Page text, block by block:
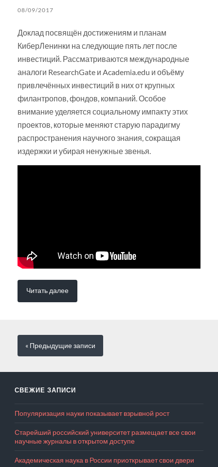
08/09/2017
Доклад посвящён достижениям и планам
КиберЛенинки на следующие пять лет после
инвестиций. Рассматриваются международные
аналоги ResearchGate и Academia.edu и объёму
привлечённых инвестиций в них от крупных
филантропов, фондов, компаний. Особое
внимание уделяется социальному импакту этих
проектов, которые меняют старую парадигму
распространения научного знания, сокращая
издержки и убирая ненужные звенья.
Читать далее
« Предыдущиезаписи
СВЕЖИЕ ЗАПИСИ
Популяризация науки показывает взрывной рост
Старейший российский университет размещает все свои
научные журналы в открытом доступе
Академическая наука в России приоткрывает свои двери